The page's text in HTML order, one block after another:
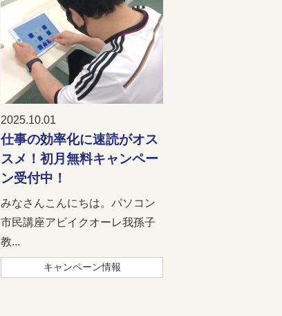
2025.10.01
仕事の効率化に速読がオス
スメ！初月無料キャンペー
ン受付中！
みなさんこんにちは。パソコン
市民講座アビイクオーレ我孫子
教...
キャンペーン情報